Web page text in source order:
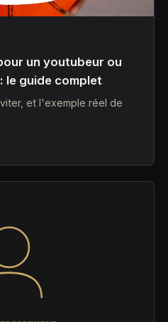
un youtubeur ou
le guide complet
et l'exemple réel de